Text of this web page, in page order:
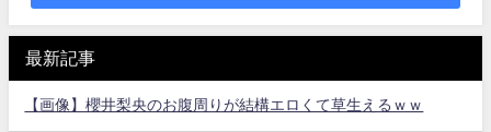
最新記事
【画像】櫻井梨央のお腹周りが結構エロくて草生えるｗｗ